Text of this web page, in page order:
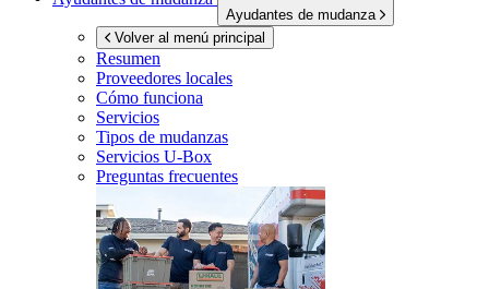
Ayudantes de mudanza
Volver al menú principal
Resumen
Proveedores locales
Cómo funciona
Servicios
Tipos de mudanzas
Servicios U-Box
Preguntas frecuentes